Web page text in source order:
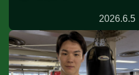
2026.6.5